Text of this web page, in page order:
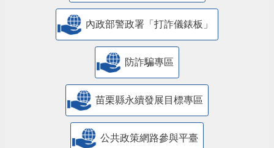
內政部警政署「打詐儀錶板」
防詐騙專區
苗栗縣永續發展目標專區
公共政策網路參與平臺